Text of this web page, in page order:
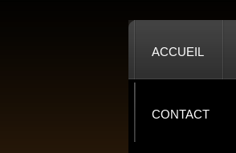
ACCUEIL
CONTACT